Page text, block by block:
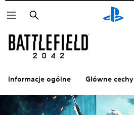
Wyszukaj
Informacje ogólne Główne cechy